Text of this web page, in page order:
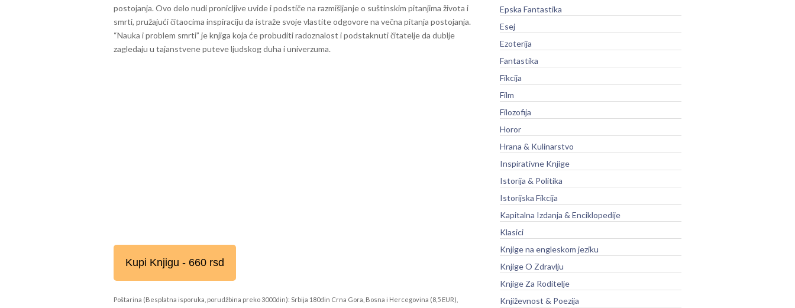
postojanja. Ovo delo nudi pronicljive uvide i podstiče na razmišljanje o suštinskim pitanjima života i
smrti, pružajući čitaocima inspiraciju da istraže svoje vlastite odgovore na večna pitanja postojanja.
“Nauka i problem smrti” je knjiga koja će probuditi radoznalost i podstaknuti čitatelje da dublje
zagledaju u tajanstvene puteve ljudskog duha i univerzuma.
Kupi Knjigu - 660 rsd
Poštarina (Besplatna isporuka, porudžbina preko 3000din): Srbija 180din Crna Gora, Bosna i Hercegovina (8,5 EUR),
Epska Fantastika
Esej
Ezoterija
Fantastika
Fikcija
Film
Filozofija
Horor
Hrana & Kulinarstvo
Inspirativne Knjige
Istorija & Politika
Istorijska Fikcija
Kapitalna Izdanja & Enciklopedije
Klasici
Knjige na engleskom jeziku
Knjige O Zdravlju
Knjige Za Roditelje
Književnost & Poezija